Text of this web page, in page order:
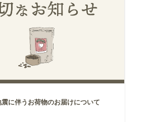
に伴うお荷物のお届けについて